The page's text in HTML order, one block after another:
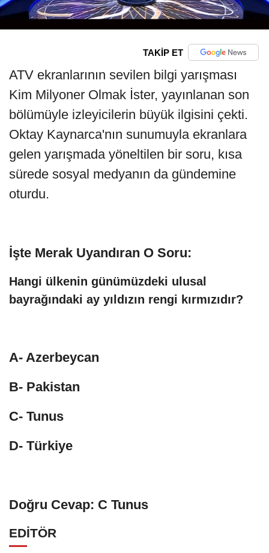
TAKİP ET
ATV ekranlarının sevilen bilgi yarışması
Kim Milyoner Olmak İster, yayınlanan son
bölümüyle izleyicilerin büyük ilgisini çekti.
Oktay Kaynarca'nın sunumuyla ekranlara
gelen yarışmada yöneltilen bir soru, kısa
sürede sosyal medyanın da gündemine
oturdu.
İşte Merak Uyandıran O Soru:
Hangi ülkenin günümüzdeki ulusal
bayrağındaki ay yıldızın rengi kırmızıdır?
A- Azerbeycan
B- Pakistan
C- Tunus
D- Türkiye
Doğru Cevap: C Tunus
EDİTÖR